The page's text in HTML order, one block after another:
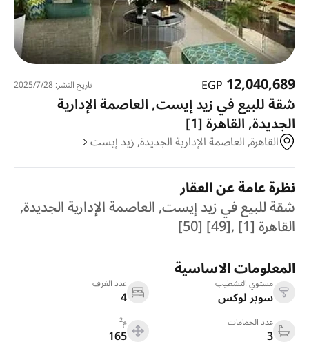
12,040,689
EGP تاريخ النشر: 28‏‏/7‏‏/2025
شقة للبيع في زيد إيست, العاصمة الإدارية
الجديدة, القاهرة [1]
القاهرة, العاصمة الإدارية الجديدة, زيد إيست
نظرة عامة عن العقار
شقة للبيع في زيد إيست, العاصمة الإدارية الجديدة,
القاهرة [1] ,[49] [50]
المعلومات الاساسية
مستوي التشطيب
سوبر لوكس
عدد الغرف
4
عدد الحمامات
3
م2
165